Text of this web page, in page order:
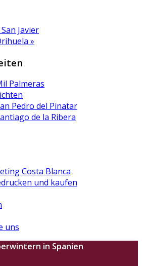
Javier
»
Palmeras
Pedro del Pinatar
de la Ribera
Costa Blanca
und kaufen
uns
in Spanien